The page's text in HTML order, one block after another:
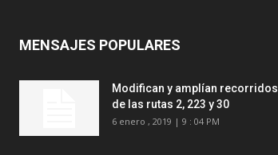
MENSAJES POPULARES
Modifican y amplían recorridos
de las rutas 2, 223 y 30
6 enero , 2019 | 9 : 04 PM